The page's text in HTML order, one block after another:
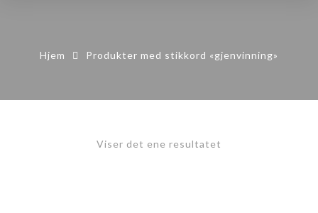
Hjem Produkter med stikkord «gjenvinning»
Viser det ene resultatet